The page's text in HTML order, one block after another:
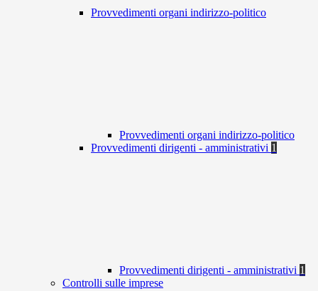
Provvedimenti organi indirizzo-politico
Provvedimenti organi indirizzo-politico
Provvedimenti dirigenti - amministrativi 1
Provvedimenti dirigenti - amministrativi 1
Controlli sulle imprese